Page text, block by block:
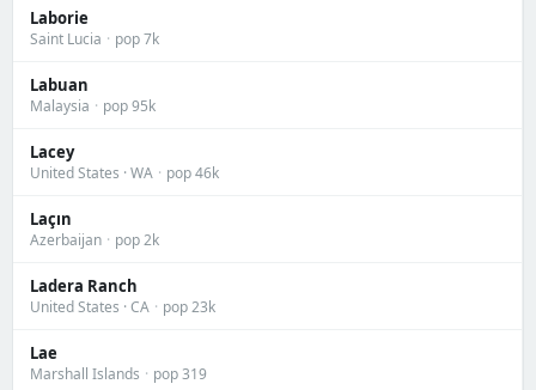
Laborie
Saint Lucia · pop 7k
Labuan
Malaysia · pop 95k
Lacey
United States · WA · pop 46k
Laçın
Azerbaijan · pop 2k
Ladera Ranch
United States · CA · pop 23k
Lae
Marshall Islands · pop 319